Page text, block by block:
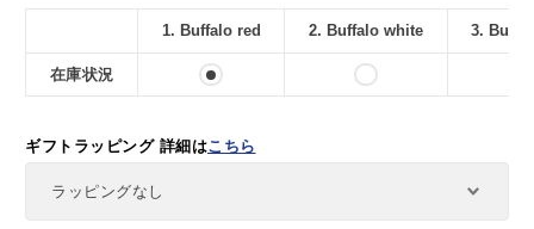
在庫状況
1. Buffalo red 2. Buffalo white 3.
ギフトラッピング 詳細はこちら